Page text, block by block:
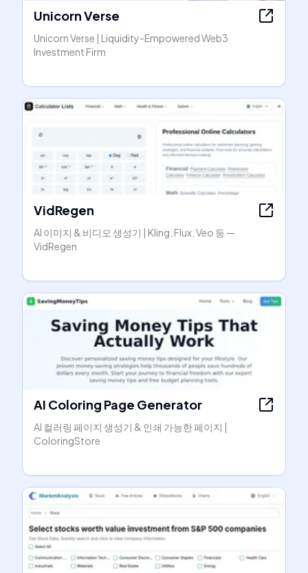
Unicorn Verse
Unicorn Verse | Liquidity-Empowered Web3
Investment Firm
VidRegen
AI 이미지 & 비디오 생성기 | Kling, Flux, Veo 등 —
VidRegen
AI Coloring Page Generator
AI 컬러링 페이지 생성기 & 인쇄 가능한 페이지 |
ColoringStore